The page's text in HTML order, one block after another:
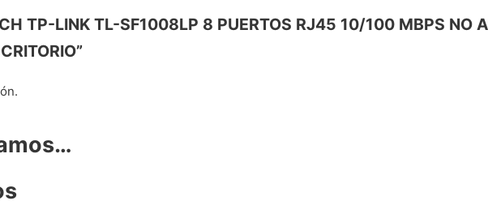
TP-LINK TL-SF1008LP 8 PUERTOS RJ45 10/100 MBPS NO